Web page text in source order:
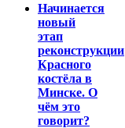
Начинается
новый
этап
реконструкции
Красного
костёла в
Минске. О
чём это
говорит?